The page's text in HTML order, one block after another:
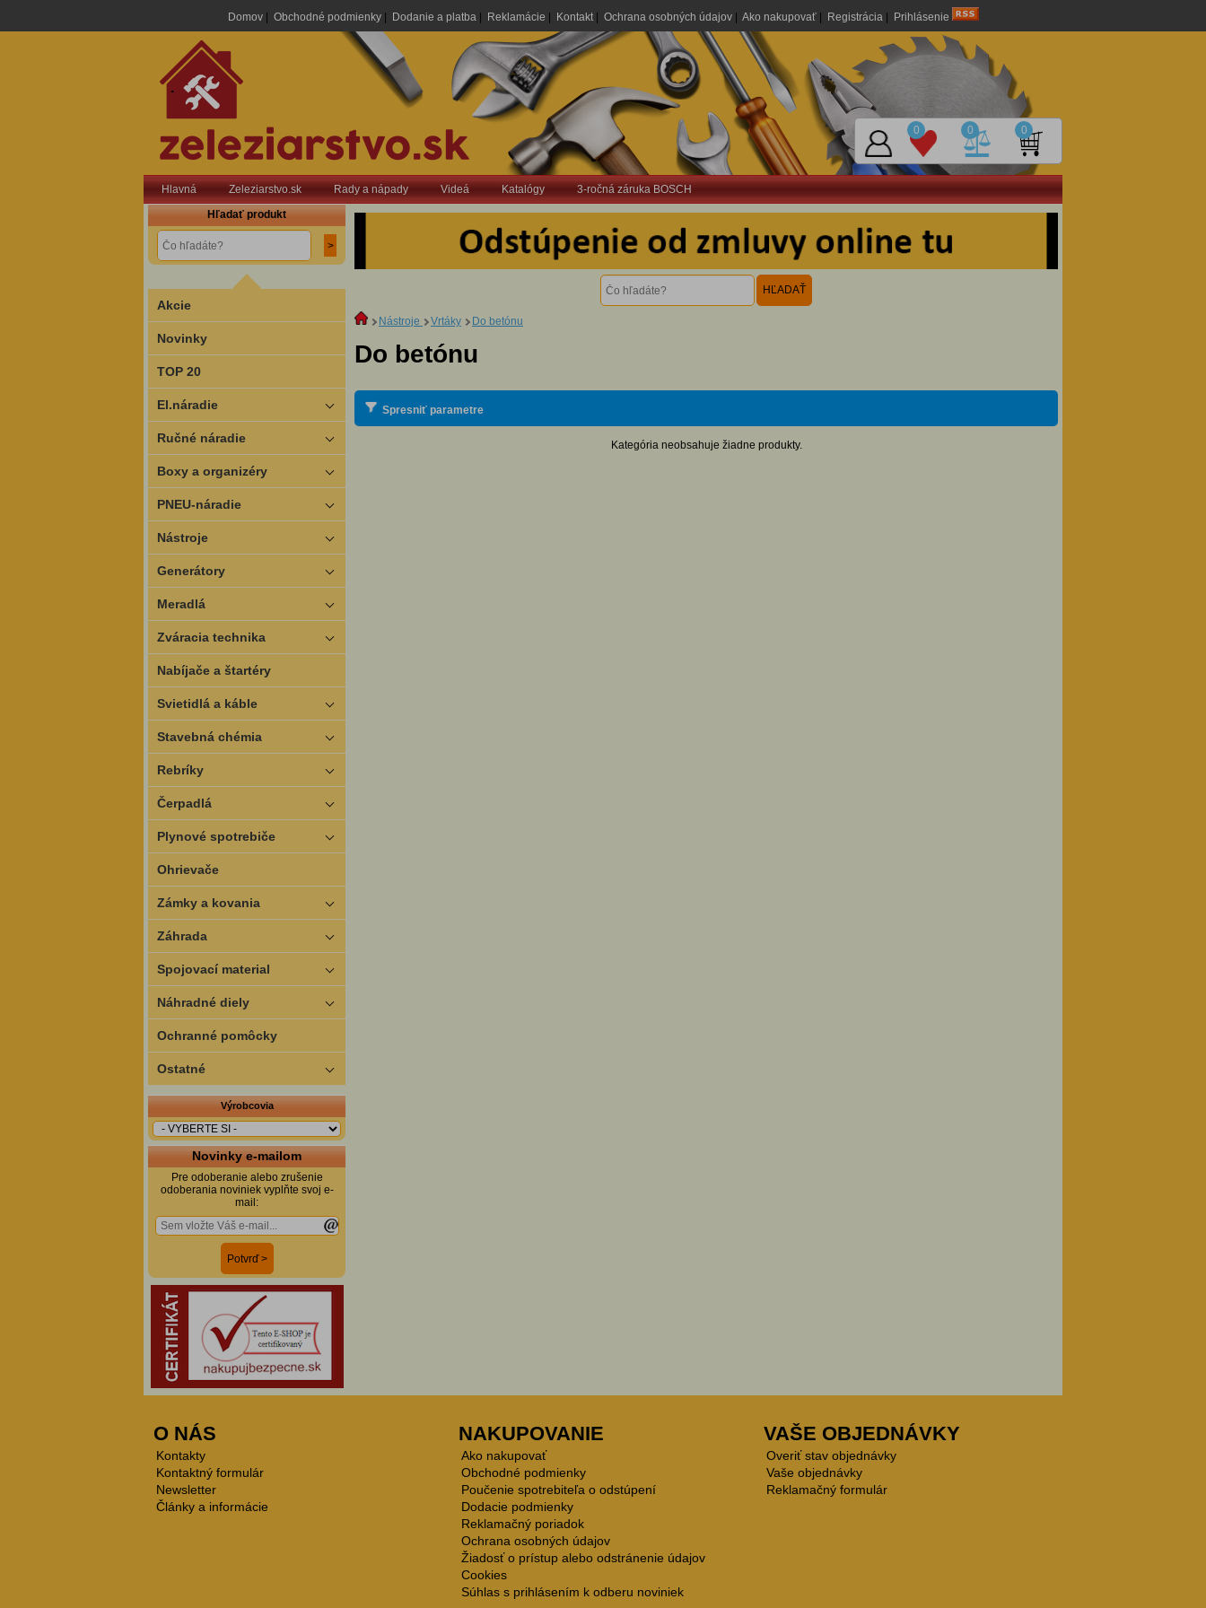
Domov| Obchodné podmienky| Dodanie a platba| Reklamácie Kontakt| Ochrana osobných údajov| Ako nakupovať| Registrácia| Prihlásenie
.
0 0 0
Hlavná Zeleziarstvo.sk Rady a nápady Videá Katalógy
3-ročná záruka BOSCH
Hľadať produkt
Akcie
Novinky
TOP 20
El.náradie
Ručné náradie
Boxy a organizéry
PNEU-náradie
Nástroje
Generátory
Meradlá
Zváracia technika
Nabíjače a štartéry
Svietidlá a káble
Stavebná chémia
Rebríky
Čerpadlá
Plynové spotrebiče
Ohrievače
Zámky a kovania
Záhrada
Spojovací material
Náhradné diely
Ochranné pomôcky
Ostatné
Výrobcovia
Novinky e-mailom
Pre odoberanie alebo zrušenie
odoberania noviniek vyplňte svoj e-
mail:
Nástroje Vrtáky Do betónu
Do betónu
Spresniť parametre
Kategória neobsahuje žiadne produkty.
O NÁS
Kontakty
Kontaktný formulár
Newsletter
Články a informácie
NAKUPOVANIE
Ako nakupovať
Obchodné podmienky
Poučenie spotrebiteľa o odstúpení
Dodacie podmienky
Reklamačný poriadok
Ochrana osobných údajov
Žiadosť o prístup alebo odstránenie údajov
Cookies
Súhlas s prihlásením k odberu noviniek
VAŠE OBJEDNÁVKY
Overiť stav objednávky
Vaše objednávky
Reklamačný formulár